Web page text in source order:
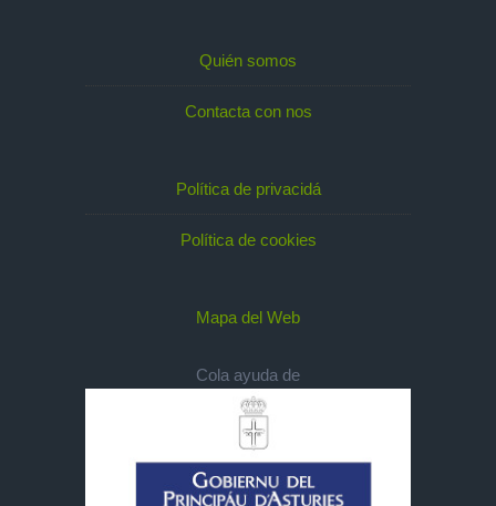
Quién somos
Contacta con nos
Política de privacidá
Política de cookies
Mapa del Web
Cola ayuda de